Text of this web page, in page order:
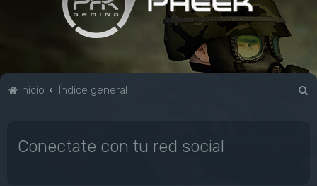
Inicio Índice general
Conectate con tu red social